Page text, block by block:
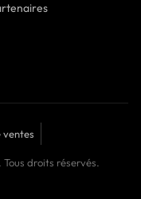
ventes
droits réservés.